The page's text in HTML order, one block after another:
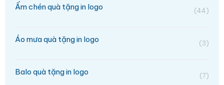
Ấm chén quà tặng in logo (44)
Áo mưa quà tặng in logo (3)
Balo quà tặng in logo (7)